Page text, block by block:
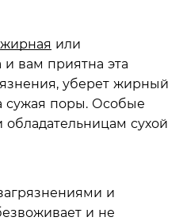
жирная или
вам приятна эта
уберет жирный
сужая поры. Особые
сухой
и
и не